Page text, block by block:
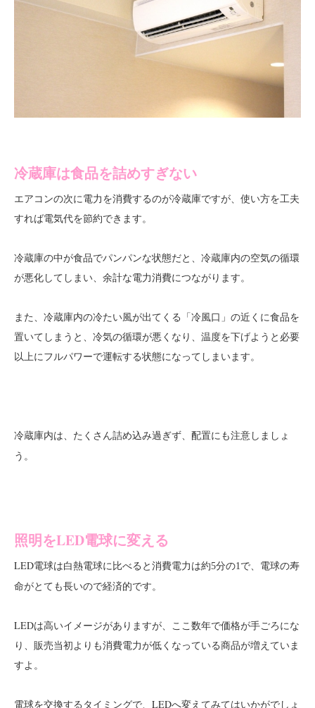
冷蔵庫は食品を詰めすぎない
エアコンの次に電力を消費するのが冷蔵庫ですが、使い方を工夫
すれば電気代を節約できます。
冷蔵庫の中が食品でパンパンな状態だと、冷蔵庫内の空気の循環
が悪化してしまい、余計な電力消費につながります。
また、冷蔵庫内の冷たい風が出てくる「冷風口」の近くに食品を
置いてしまうと、冷気の循環が悪くなり、温度を下げようと必要
以上にフルパワーで運転する状態になってしまいます。
冷蔵庫内は、たくさん詰め込み過ぎず、配置にも注意 しましょ
う。
照明をLED電球に変える
LED電球は白熱電球に比べると 消費電力は約5分の1で、電球の寿
命がとても長いので経済的です。
LEDは高いイメージがありますが、ここ数年で価格が手ごろにな
り、販売当初よりも消費電力が低くなっている商品が増えていま
すよ。
電球を交換するタイミングで、LEDへ変えてみてはいかがでしょ